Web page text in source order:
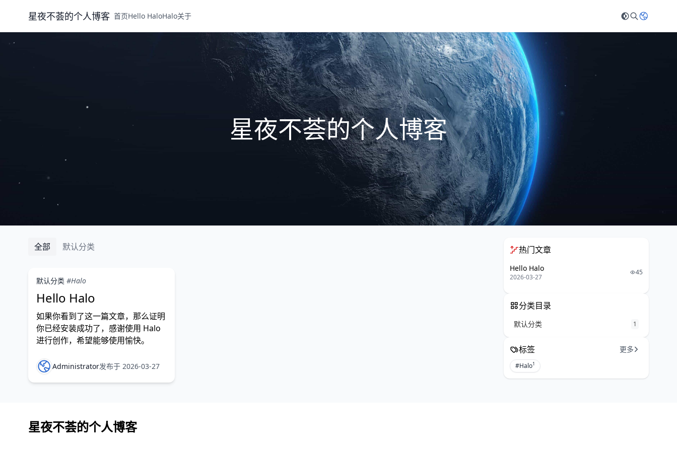
星夜不荟的个人博客 首页Hello HaloHalo关于
星夜不荟的个人博客
全部 默认分类
默认分类 #Halo
Hello Halo
如果你看到了这一篇文章，那么证明
你已经安装成功了，感谢使用 Halo
进行创作，希望能够使用愉快。
Administrator发布于 2026-03-27
热门文章
Hello Halo
2026-03-27
45
分类目录
默认分类 1
标签 更多
#Halo1
星夜不荟的个人博客